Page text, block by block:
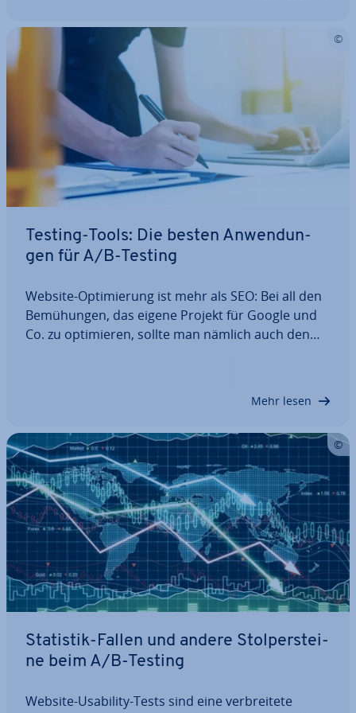
Testing-Tools: Die besten An­wen­dun­
gen für A/B-Testing
Website-Op­ti­mie­rung ist mehr als SEO: Bei all den
Be­mü­hun­gen, das eigene Projekt für Google und
Co. zu op­ti­mie­ren, sollte man nämlich auch den
Mehr lesen
Statistik-Fallen und andere Stol­per­stei­
ne beim A/B-Testing
Website-Usability-Tests sind eine ver­brei­te­te